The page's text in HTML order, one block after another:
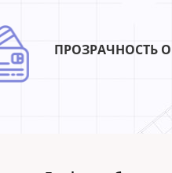
ПРОЗРАЧНОСТЬ